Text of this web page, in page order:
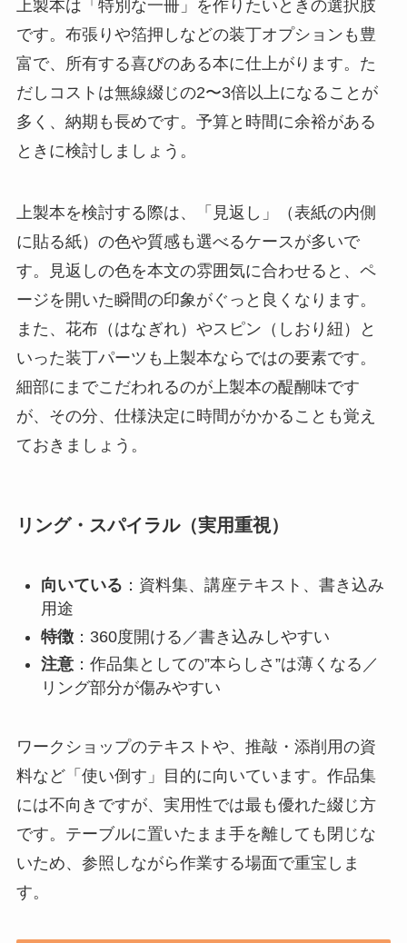
上製本は「特別な一冊」を作りたいときの選択肢
です。布張りや箔押しなどの装丁オプションも豊
富で、所有する喜びのある本に仕上がります。た
だしコストは無線綴じの2〜3倍以上になることが
多く、納期も長めです。予算と時間に余裕がある
ときに検討しましょう。
上製本を検討する際は、「見返し」（表紙の内側
に貼る紙）の色や質感も選べるケースが多いで
す。見返しの色を本文の雰囲気に合わせると、ペ
ージを開いた瞬間の印象がぐっと良くなります。
また、花布（はなぎれ）やスピン（しおり紐）と
いった装丁パーツも上製本ならではの要素です。
細部にまでこだわれるのが上製本の醍醐味です
が、その分、仕様決定に時間がかかることも覚え
ておきましょう。
リング・スパイラル（実用重視）
向いている ：資料集、講座テキスト、書き込み
用途
特徴：360度開ける／書き込みしやすい
注意：作品集としての”本らしさ”は薄くなる／
リング部分が傷みやすい
ワークショップのテキストや、推敲・添削用の資
料など「使い倒す」目的に向いています。作品集
には不向きですが、実用性では最も優れた綴じ方
です。テーブルに置いたまま手を離しても閉じな
いため、参照しながら作業する場面で重宝しま
す。